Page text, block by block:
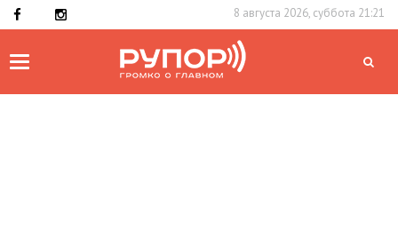
8 августа 2026, суббота 21:21
Toggle